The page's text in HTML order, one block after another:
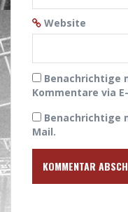
Website
Benachrichtige
Kommentare via
Benachrichtige
Mail.